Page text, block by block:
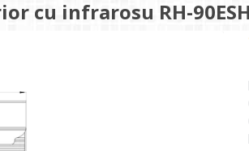
cu infrarosu RH-